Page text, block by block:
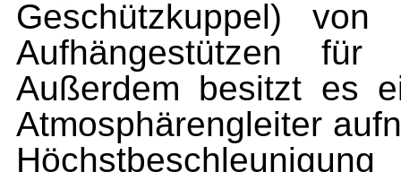
Geschützkuppel)
Aufhängestützen für
Außerdem besitzt es
Atmo­sphärengleiter